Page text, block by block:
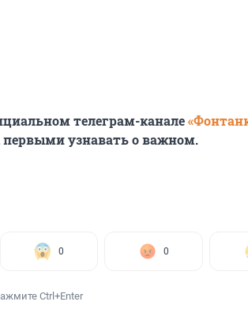
телеграм-канале
узнавать о важном.
0 0
Ctrl+Enter